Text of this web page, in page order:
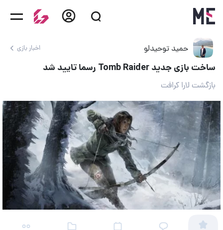
حمید توحیدلو اخبار بازی
ساخت بازی جدید Tomb Raider رسما تایید شد
بازگشت لارا کرافت